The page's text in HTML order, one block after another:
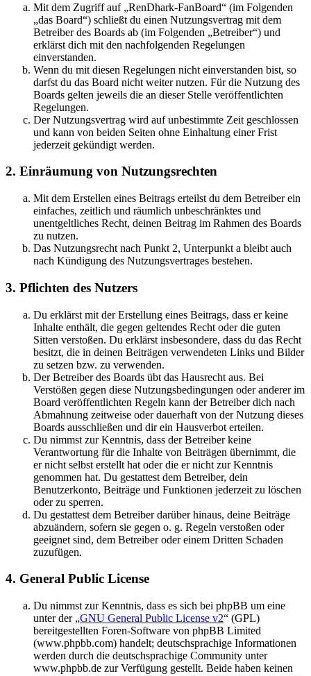
Mit dem Zugriff auf „RenDhark-FanBoard“ (im Folgenden
„das Board“) schließt du einen Nutzungsvertrag mit dem
Betreiber des Boards ab (im Folgenden „Betreiber“) und
erklärst dich mit den nachfolgenden Regelungen
einverstanden.
Wenn du mit diesen Regelungen nicht einverstanden bist, so
darfst du das Board nicht weiter nutzen. Für die Nutzung des
Boards gelten jeweils die an dieser Stelle veröffentlichten
Regelungen.
Der Nutzungsvertrag wird auf unbestimmte Zeit geschlossen
und kann von beiden Seiten ohne Einhaltung einer Frist
jederzeit gekündigt werden.
2. Einräumung von Nutzungsrechten
Mit dem Erstellen eines Beitrags erteilst du dem Betreiber ein
einfaches, zeitlich und räumlich unbeschränktes und
unentgeltliches Recht, deinen Beitrag im Rahmen des Boards
zu nutzen.
Das Nutzungsrecht nach Punkt 2, Unterpunkt a bleibt auch
nach Kündigung des Nutzungsvertrages bestehen.
3. Pflichten des Nutzers
Du erklärst mit der Erstellung eines Beitrags, dass er keine
Inhalte enthält, die gegen geltendes Recht oder die guten
Sitten verstoßen. Du erklärst insbesondere, dass du das Recht
besitzt, die in deinen Beiträgen verwendeten Links und Bilder
zu setzen bzw. zu verwenden.
Der Betreiber des Boards übt das Hausrecht aus. Bei
Verstößen gegen diese Nutzungsbedingungen oder anderer im
Board veröffentlichten Regeln kann der Betreiber dich nach
Abmahnung zeitweise oder dauerhaft von der Nutzung dieses
Boards ausschließen und dir ein Hausverbot erteilen.
Du nimmst zur Kenntnis, dass der Betreiber keine
Verantwortung für die Inhalte von Beiträgen übernimmt, die
er nicht selbst erstellt hat oder die er nicht zur Kenntnis
genommen hat. Du gestattest dem Betreiber, dein
Benutzerkonto, Beiträge und Funktionen jederzeit zu löschen
oder zu sperren.
Du gestattest dem Betreiber darüber hinaus, deine Beiträge
abzuändern, sofern sie gegen o. g. Regeln verstoßen oder
geeignet sind, dem Betreiber oder einem Dritten Schaden
zuzufügen.
4. General Public License
Du nimmst zur Kenntnis, dass es sich bei phpBB um eine
unter der „GNU General Public License v2“ (GPL)
bereitgestellten Foren-Software von phpBB Limited
(www.phpbb.com) handelt; deutschsprachige Informationen
werden durch die deutschsprachige Community unter
www.phpbb.de zur Verfügung gestellt. Beide haben keinen